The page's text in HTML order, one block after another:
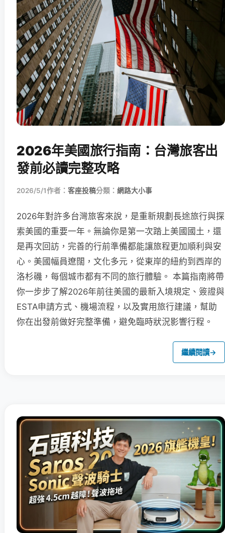
2026年美國旅行指南：台灣旅客出
發前必讀完整攻略
2026/5/1作者： 客座投稿分類： 網路大小事
2026年對許多台灣旅客來說，是重新規劃長途旅行與探
索美國的重要一年。無論你是第一次踏上美國國土，還
是再次回訪，完善的行前準備都能讓旅程更加順利與安
心。美國幅員遼闊，文化多元，從東岸的紐約到西岸的
洛杉磯，每個城市都有不同的旅行體驗。 本篇指南將帶
你一步步了解2026年前往美國的最新入境規定、簽證與
ESTA申請方式、機場流程，以及實用旅行建議，幫助
你在出發前做好完整準備，避免臨時狀況影響行程。
繼續閱讀→